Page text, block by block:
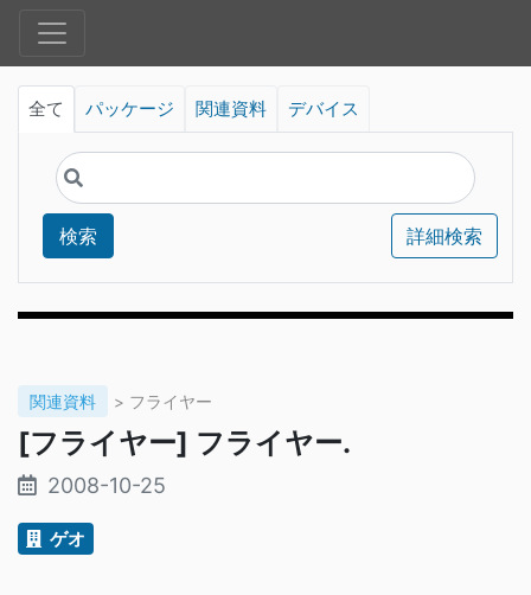
全て パッケージ 関連資料 デバイス
検索 詳細検索
関連資料 > フライヤー
[フライヤー] フライヤー.
2008-10-25
ゲオ